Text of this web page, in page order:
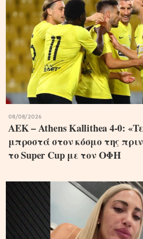
08/08/2026
ΑΕΚ – Athens Kallithea 4-0:
μπροστά στον κόσμο της
το Super Cup με τον ΟΦΗ